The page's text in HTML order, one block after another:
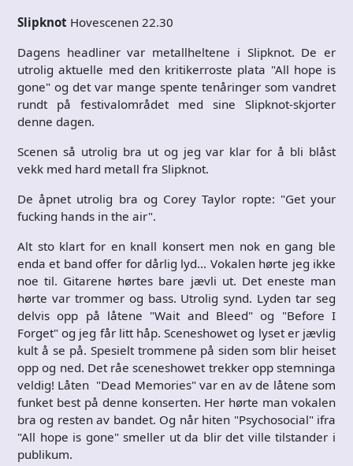
Slipknot Hovescenen 22.30
Dagens headliner var metallheltene i Slipknot. De er
utrolig aktuelle med den kritikerroste plata "All hope is
gone" og det var mange spente tenåringer som vandret
rundt på festivalområdet med sine Slipknot-skjorter
denne dagen.
Scenen så utrolig bra ut og jeg var klar for å bli blåst
vekk med hard metall fra Slipknot.
De åpnet utrolig bra og Corey Taylor ropte: "Get your
fucking hands in the air".
Alt sto klart for en knall konsert men nok en gang ble
enda et band offer for dårlig lyd… Vokalen hørte jeg ikke
noe til. Gitarene hørtes bare jævli ut. Det eneste man
hørte var trommer og bass. Utrolig synd. Lyden tar seg
delvis opp på låtene "Wait and Bleed" og "Before I
Forget" og jeg får litt håp. Sceneshowet og lyset er jævlig
kult å se på. Spesielt trommene på siden som blir heiset
opp og ned. Det råe sceneshowet trekker opp stemninga
veldig! Låten "Dead Memories" var en av de låtene som
funket best på denne konserten. Her hørte man vokalen
bra og resten av bandet. Og når hiten "Psychosocial" ifra
"All hope is gone" smeller ut da blir det ville tilstander i
publikum.